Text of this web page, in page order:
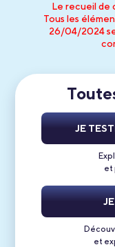
Le recueil de
Tous les
26/04/2024
JE
et
et